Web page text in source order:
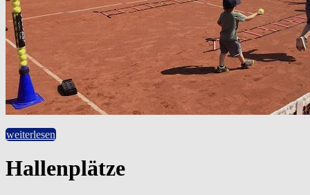
weiterlesen
Hallenplätze